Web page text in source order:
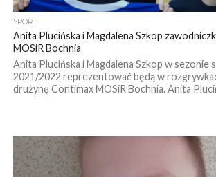
SPORT
Anita Plucińska i Magdalena Szkop
MOSiR Bochnia
Anita Plucińska i Magdalena Szkop w sezonie
2021/2022 reprezentować będą w
drużynę Contimax MOSiR Bochnia. Anita